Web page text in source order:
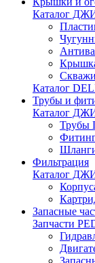
Каталог
Каталог
Трубы и
Каталог
Фильтрация
Каталог
Запасные
Запчасти